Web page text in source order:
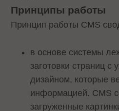
Принципы работы
Принцип работы CMS
в основе системы
заготовки страниц с
дизайном, которые
информацией. CMS
загруженные